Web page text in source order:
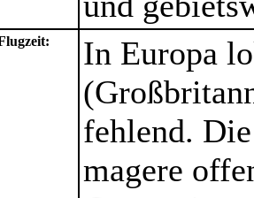
In Europa
fehlend.
magere